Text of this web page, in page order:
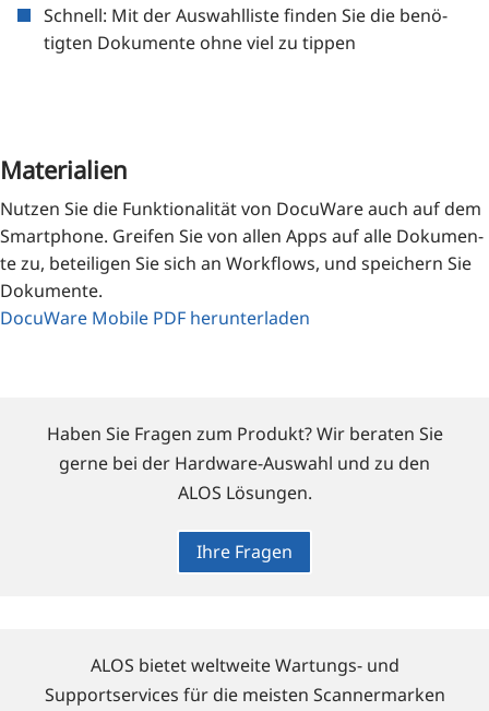
Schnell: Mit der Aus­wahl­lis­te fin­den Sie die benö­
tig­ten Doku­men­te ohne viel zu tippen
Materialien
Nut­zen Sie die Funk­tio­na­li­tät von Docu­Wa­re auch auf dem
Smart­phone. Grei­fen Sie von allen Apps auf alle Doku­men­
te zu, betei­li­gen Sie sich an Work­flows, und spei­chern Sie
Dokumente.
Docu­Wa­re Mobi­le PDF herunterladen
Haben Sie Fragen zum Produkt? Wir beraten Sie
gerne bei der Hardware-Auswahl und zu den
ALOS Lösungen.
Ihre Fragen
ALOS bietet weltweite Wartungs- und
Supportservices für die meisten Scannermarken